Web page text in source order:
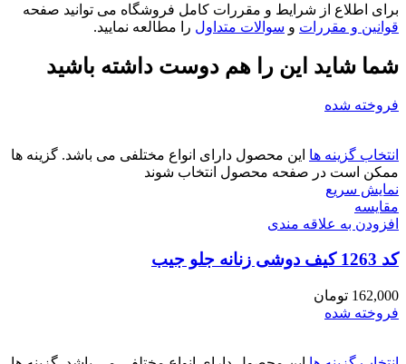
برای اطلاع از شرایط و مقررات کامل فروشگاه می توانید صفحه
قوانین و مقررات و سوالات متداول را مطالعه نمایید.
شما شاید این را هم دوست داشته باشید
فروخته شده
انتخاب گزینه ها این محصول دارای انواع مختلفی می باشد. گزینه ها
ممکن است در صفحه محصول انتخاب شوند
نمایش سریع
مقايسه
افزودن به علاقه مندی
کد 1263 کیف دوشی زنانه جلو جیب
162,000 تومان
فروخته شده